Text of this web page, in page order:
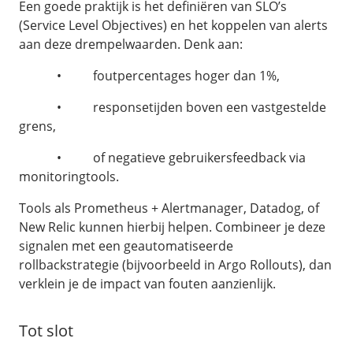
Een goede praktijk is het definiëren van SLO’s
(Service Level Objectives) en het koppelen van alerts
aan deze drempelwaarden. Denk aan:
• foutpercentages hoger dan 1%,
• responsetijden boven een vastgestelde
grens,
• of negatieve gebruikersfeedback via
monitoringtools.
Tools als Prometheus + Alertmanager, Datadog, of
New Relic kunnen hierbij helpen. Combineer je deze
signalen met een geautomatiseerde
rollbackstrategie (bijvoorbeeld in Argo Rollouts), dan
verklein je de impact van fouten aanzienlijk.
Tot slot